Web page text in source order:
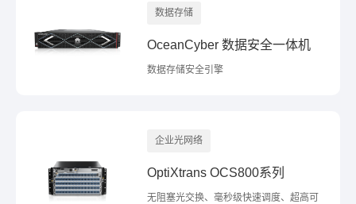
数据存储
OceanCyber 数据安全一体机
数据存储安全引擎
企业光网络
OptiXtrans OCS800系列
无阻塞光交换、毫秒级快速调度、超高可